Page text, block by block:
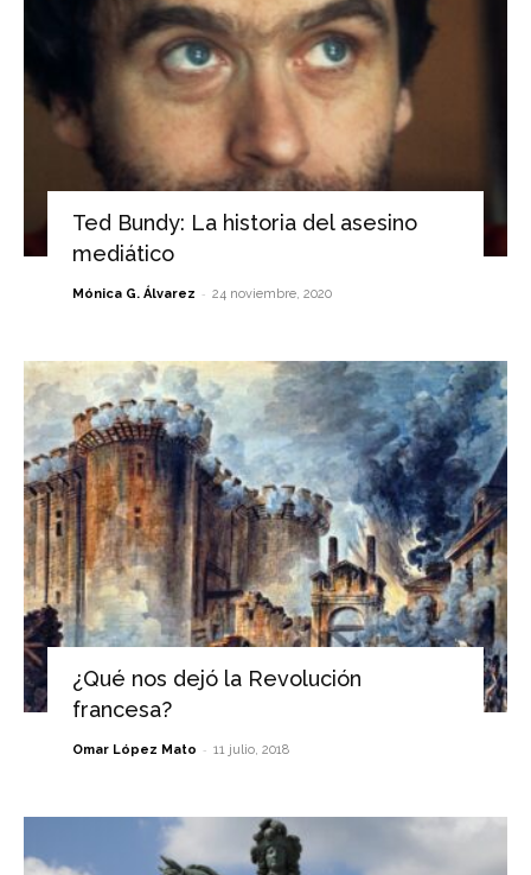
Ted Bundy: La historia del asesino
mediático
Mónica G. Álvarez - 24 noviembre, 2020
¿Qué nos dejó la Revolución
francesa?
Omar López Mato - 11 julio, 2018